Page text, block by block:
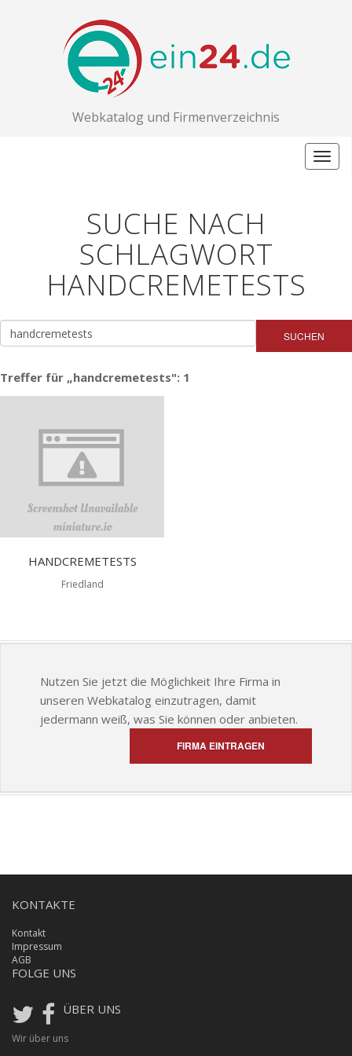
Webkatalog und Firmenverzeichnis
SUCHE NACH
SCHLAGWORT
HANDCREMETESTS
SUCHEN
Treffer für „handcremetests": 1
HANDCREMETESTS
Friedland
Nutzen Sie jetzt die Möglichkeit Ihre Firma in
unseren Webkatalog einzutragen, damit
jedermann weiß, was Sie können oder anbieten.
FIRMA EINTRAGEN
KONTAKTE
Kontakt
Impressum
AGB
FOLGE UNS
ÜBER UNS
Wir über uns